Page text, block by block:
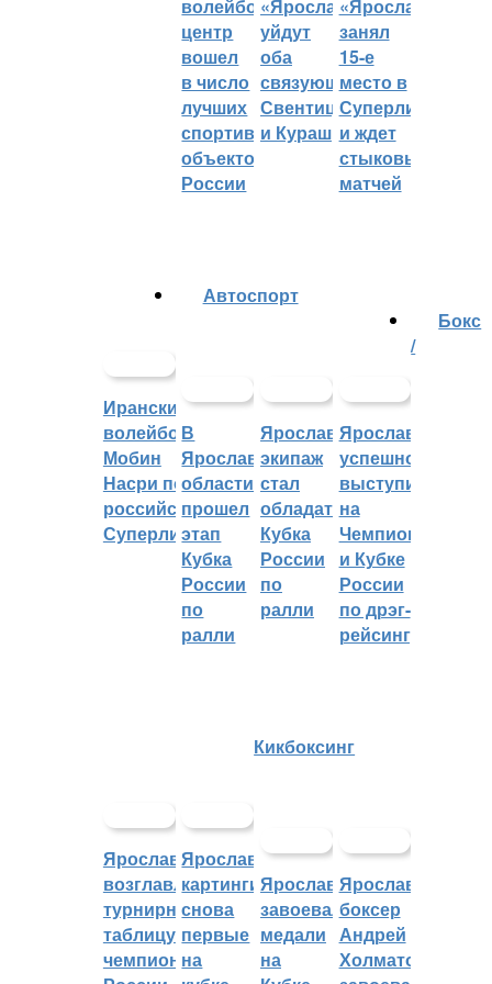
волейбольный
центр
вошел
в число
лучших
спортивных
объектов
России
«Ярославича»
уйдут
оба
связующих:
Свентицкис
и Кураш
«Ярославич»
занял
15-е
место в
Суперлиге
и ждет
стыковых
матчей
Иранский
волейболист
Мобин
Насри покинет
российскую
Суперлигу
Автоспорт
В
Ярославской
области
прошел
этап
Кубка
России
по
ралли
Ярославский
экипаж
стал
обладателем
Кубка
России
по
ралли
Ярославцы
успешно
выступили
на
Чемпионате
и Кубке
России
по дрэг-
рейсингу
Ярославцы
возглавляют
турнирную
таблицу
чемпионата
Ярославские
картингисты
снова
первые
на
Бокс
/
Кикбоксинг
Ярославцы
завоевали
медали
на
Ярославский
боксер
Андрей
Холматов